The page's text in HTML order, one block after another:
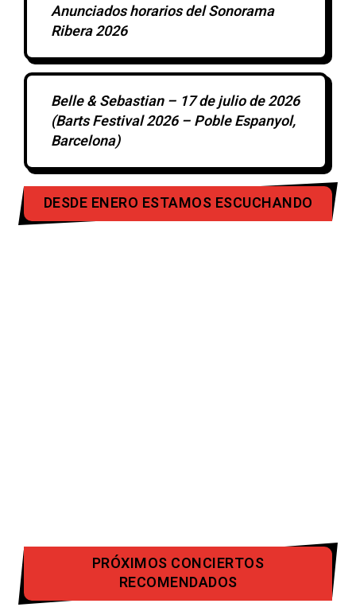
Anunciados horarios del Sonorama
Ribera 2026
Belle & Sebastian – 17 de julio de 2026
(Barts Festival 2026 – Poble Espanyol,
Barcelona)
DESDE ENERO ESTAMOS ESCUCHANDO
PRÓXIMOS CONCIERTOS
RECOMENDADOS